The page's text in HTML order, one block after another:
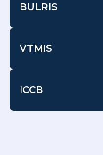
BULRIS
VTMIS
ICCB